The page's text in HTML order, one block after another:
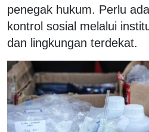
penegak hukum. Perlu
kontrol sosial melalui
dan lingkungan terdekat.